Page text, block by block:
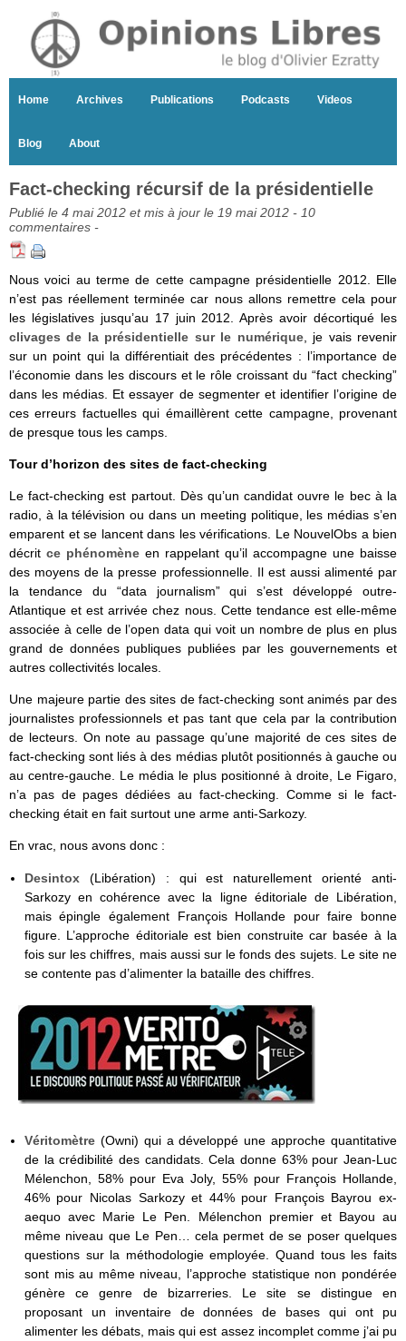
Home Archives Publications Podcasts Videos
Blog About
Fact-checking récursif de la présidentielle
Publié le 4 mai 2012 et mis à jour le 19 mai 2012 - 10
commentaires -
Nous voici au terme de cette campagne présidentielle 2012. Elle
n’est pas réellement terminée car nous allons remettre cela pour
les législatives jusqu’au 17 juin 2012. Après avoir décortiqué les
clivages de la présidentielle sur le numérique, je vais revenir
sur un point qui la différentiait des précédentes : l’importance de
l’économie dans les discours et le rôle croissant du “fact checking”
dans les médias. Et essayer de segmenter et identifier l’origine de
ces erreurs factuelles qui émaillèrent cette campagne, provenant
de presque tous les camps.
Tour d’horizon des sites de fact-checking
Le fact-checking est partout. Dès qu’un candidat ouvre le bec à la
radio, à la télévision ou dans un meeting politique, les médias s’en
emparent et se lancent dans les vérifications. Le NouvelObs a bien
décrit ce phénomène en rappelant qu’il accompagne une baisse
des moyens de la presse professionnelle. Il est aussi alimenté par
la tendance du “data journalism” qui s’est développé outre-
Atlantique et est arrivée chez nous. Cette tendance est elle-même
associée à celle de l’open data qui voit un nombre de plus en plus
grand de données publiques publiées par les gouvernements et
autres collectivités locales.
Une majeure partie des sites de fact-checking sont animés par des
journalistes professionnels et pas tant que cela par la contribution
de lecteurs. On note au passage qu’une majorité de ces sites de
fact-checking sont liés à des médias plutôt positionnés à gauche ou
au centre-gauche. Le média le plus positionné à droite, Le Figaro,
n’a pas de pages dédiées au fact-checking. Comme si le fact-
checking était en fait surtout une arme anti-Sarkozy.
En vrac, nous avons donc :
Desintox(Libération) : qui est naturellement orienté anti-
Sarkozy en cohérence avec la ligne éditoriale de Libération,
mais épingle également François Hollande pour faire bonne
figure. L’approche éditoriale est bien construite car basée à la
fois sur les chiffres, mais aussi sur le fonds des sujets. Le site ne
se contente pas d’alimenter la bataille des chiffres.
Véritomètre(Owni) qui a développé une approche quantitative
de la crédibilité des candidats. Cela donne 63% pour Jean-Luc
Mélenchon, 58% pour Eva Joly, 55% pour François Hollande,
46% pour Nicolas Sarkozy et 44% pour François Bayrou ex-
aequo avec Marie Le Pen. Mélenchon premier et Bayou au
même niveau que Le Pen… cela permet de se poser quelques
questions sur la méthodologie employée. Quand tous les faits
sont mis au même niveau, l’approche statistique non pondérée
génère ce genre de bizarreries. Le site se distingue en
proposant un inventaire de données de bases qui ont pu
alimenter les débats, mais qui est assez incomplet comme j’ai pu